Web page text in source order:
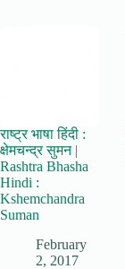
राष्ट्र भाषा हिंदी :
क्षेमचन्द्र सुमन |
Rashtra Bhasha
Hindi :
Kshemchandra
Suman
February
2, 2017